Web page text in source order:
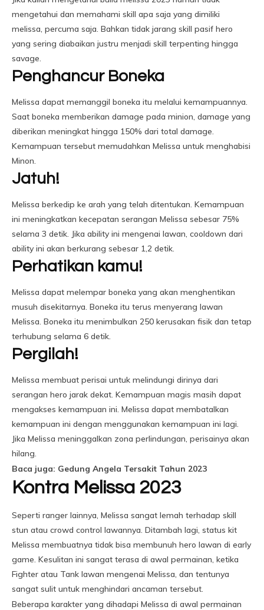
mengetahui dan memahami skill apa saja yang dimiliki
melissa, percuma saja. Bahkan tidak jarang skill pasif hero
yang sering diabaikan justru menjadi skill terpenting hingga
savage.
Penghancur Boneka
Melissa dapat memanggil boneka itu melalui kemampuannya.
Saat boneka memberikan damage pada minion, damage yang
diberikan meningkat hingga 150% dari total damage.
Kemampuan tersebut memudahkan Melissa untuk menghabisi
Minon.
Jatuh!
Melissa berkedip ke arah yang telah ditentukan. Kemampuan
ini meningkatkan kecepatan serangan Melissa sebesar 75%
selama 3 detik. Jika ability ini mengenai lawan, cooldown dari
ability ini akan berkurang sebesar 1,2 detik.
Perhatikan kamu!
Melissa dapat melempar boneka yang akan menghentikan
musuh disekitarnya. Boneka itu terus menyerang lawan
Melissa. Boneka itu menimbulkan 250 kerusakan fisik dan tetap
terhubung selama 6 detik.
Pergilah!
Melissa membuat perisai untuk melindungi dirinya dari
serangan hero jarak dekat. Kemampuan magis masih dapat
mengakses kemampuan ini. Melissa dapat membatalkan
kemampuan ini dengan menggunakan kemampuan ini lagi.
Jika Melissa meninggalkan zona perlindungan, perisainya akan
hilang.
Baca juga: Gedung Angela Tersakit Tahun 2023
Kontra Melissa 2023
Seperti ranger lainnya, Melissa sangat lemah terhadap skill
stun atau crowd control lawannya. Ditambah lagi, status kit
Melissa membuatnya tidak bisa membunuh hero lawan di early
game. Kesulitan ini sangat terasa di awal permainan, ketika
Fighter atau Tank lawan mengenai Melissa, dan tentunya
sangat sulit untuk menghindari ancaman tersebut.
Beberapa karakter yang dihadapi Melissa di awal permainan